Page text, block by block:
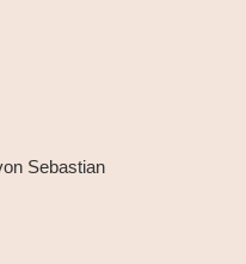
Sebastian